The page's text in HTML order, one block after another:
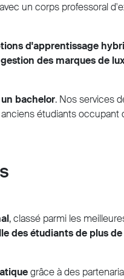
un corps professoral
d'apprentissage
des marques de
bachelor. Nos services
anciens étudiants
, classé parmi les
des étudiants de plus
grâce à des